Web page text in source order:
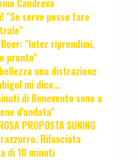
Candreva
"Se serve posso fare
Boer: "Inter riprendimi,
pronto"
bellezza una distrazione
mi dice...
di Benevento sono a
d'andata"
PROPOSTA SUNING
Rilasciata
di 10 minuti